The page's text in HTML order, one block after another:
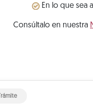
En lo que sea
Consúltalo en nuestra
Trámite